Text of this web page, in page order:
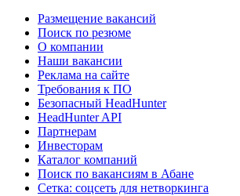
Размещение вакансий
Поиск по резюме
О компании
Наши вакансии
Реклама на сайте
Требования к ПО
Безопасный HeadHunter
HeadHunter API
Партнерам
Инвесторам
Каталог компаний
Поиск по вакансиям в Абане
Сетка: соцсеть для нетворкинга